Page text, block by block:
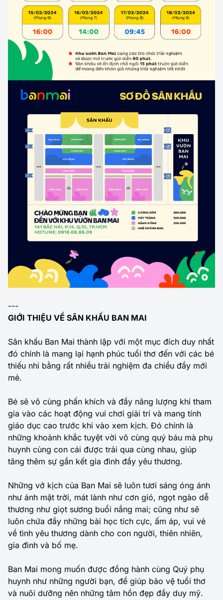
---
GIỚI THIỆU VỀ SÂN KHẤU BAN MAI
Sân khấu Ban Mai thành lập với một mục đích duy nhất
đó chính là mang lại hạnh phúc tuổi thơ đến với các bé
thiếu nhi bằng rất nhiều trải nghiệm đa chiều đầy mới
mẻ.
Bé sẽ vô cùng phấn khích và đầy năng lượng khi tham
gia vào các hoạt động vui chơi giải trí và mang tính
giáo dục cao trước khi vào xem kịch. Đó chính là
những khoảnh khắc tuyệt vời vô cùng quý báu mà phụ
huynh cùng con cái được trải qua cùng nhau, giúp
tăng thêm sự gắn kết gia đình đầy yêu thương.
Những vở kịch của Ban Mai sẽ luôn tươi sáng óng ánh
như ánh mặt trời, mát lành như cơn gió, ngọt ngào dễ
thương như giọt sương buổi nắng mai; cũng như sẽ
luôn chứa đầy những bài học tích cực, ấm áp, vui vẻ
về tình yêu thương dành cho con người, thiên nhiên,
gia đình và bố mẹ.
Ban Mai mong muốn được đồng hành cùng Quý phụ
huynh như những người bạn, để giúp bảo vệ tuổi thơ
và nuôi dưỡng nên những tâm hồn đẹp đầy duy mỹ.